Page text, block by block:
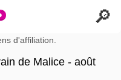
d'affiliation.
de Malice - août